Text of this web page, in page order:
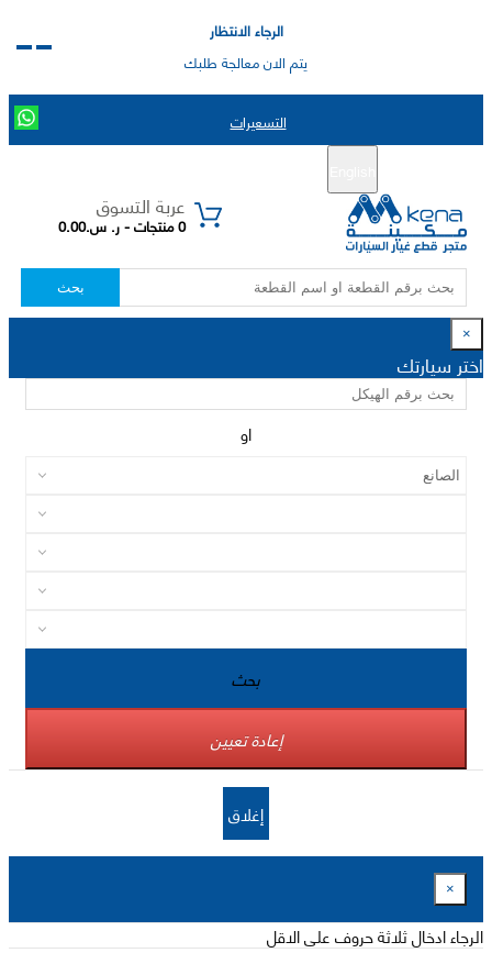
الرجاء الانتظار
يتم الان معالجة طلبك
التسعيرات
عربة التسوق
0 منتجات - ر. س.0.00
بحث
×
اختر سيارتك
او
بحث
إعادة تعيين
إغلاق
×
الرجاء ادخال ثلاثة حروف على الاقل